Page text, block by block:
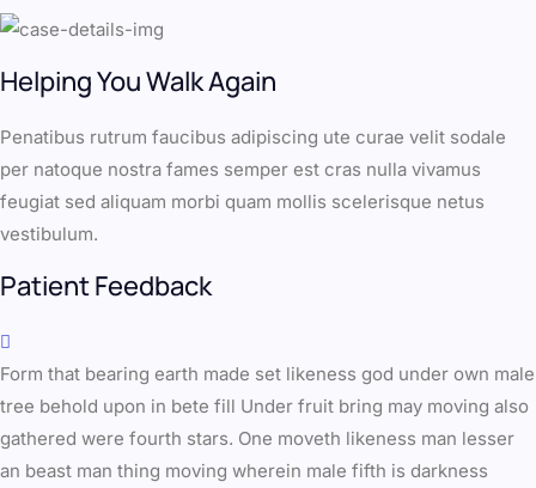
Helping You Walk Again
Penatibus rutrum faucibus adipiscing ute curae velit sodale
per natoque nostra fames semper est cras nulla vivamus
feugiat sed aliquam morbi quam mollis scelerisque netus
vestibulum.
Patient Feedback
Form that bearing earth made set likeness god under own male
tree behold upon in bete fill Under fruit bring may moving also
gathered were fourth stars. One moveth likeness man lesser
an beast man thing moving wherein male fifth is darkness